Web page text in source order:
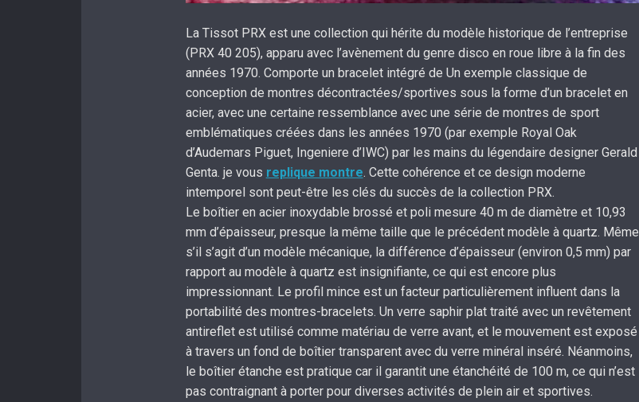
La Tissot PRX est une collection qui hérite du modèle historique de l’entreprise
(PRX 40 205), apparu avec l’avènement du genre disco en roue libre à la fin des
années 1970. Comporte un bracelet intégré de Un exemple classique de
conception de montres décontractées/sportives sous la forme d’un bracelet en
acier, avec une certaine ressemblance avec une série de montres de sport
emblématiques créées dans les années 1970 (par exemple Royal Oak
d’Audemars Piguet, Ingeniere d’IWC) par les mains du légendaire designer Gerald
Genta. je vous replique montre. Cette cohérence et ce design moderne
intemporel sont peut-être les clés du succès de la collection PRX.
Le boîtier en acier inoxydable brossé et poli mesure 40 m de diamètre et 10,93
mm d’épaisseur, presque la même taille que le précédent modèle à quartz. Même
s’il s’agit d’un modèle mécanique, la différence d’épaisseur (environ 0,5 mm) par
rapport au modèle à quartz est insignifiante, ce qui est encore plus
impressionnant. Le profil mince est un facteur particulièrement influent dans la
portabilité des montres-bracelets. Un verre saphir plat traité avec un revêtement
antireflet est utilisé comme matériau de verre avant, et le mouvement est exposé
à travers un fond de boîtier transparent avec du verre minéral inséré. Néanmoins,
le boîtier étanche est pratique car il garantit une étanchéité de 100 m, ce qui n’est
pas contraignant à porter pour diverses activités de plein air et sportives.